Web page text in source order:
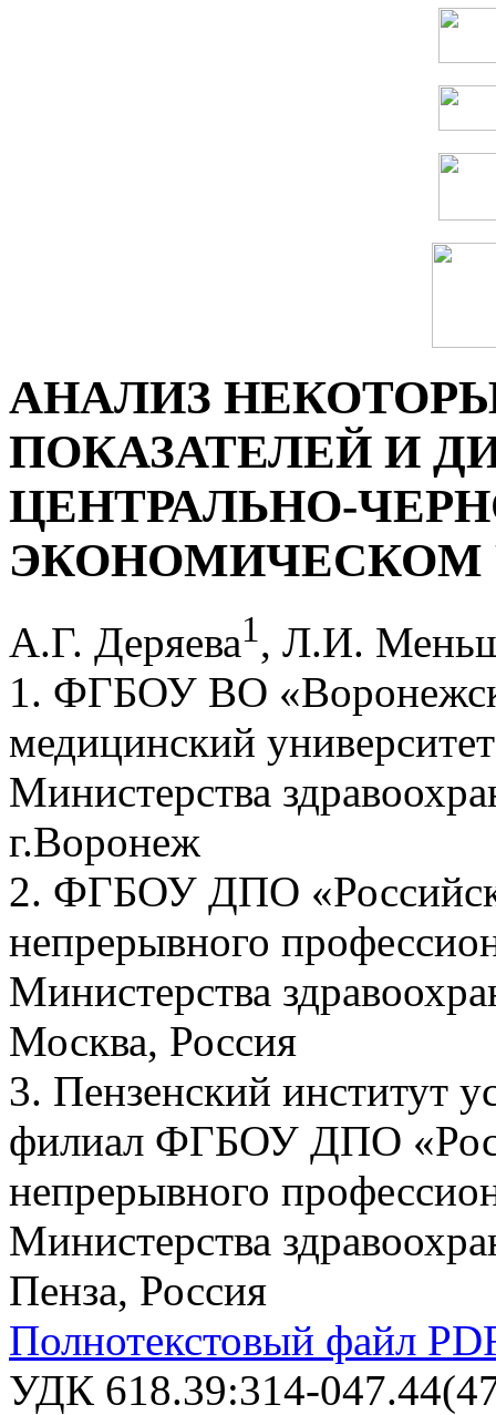
АНАЛИЗ
ПОКАЗАТЕЛЕЙ И
ЦЕНТРАЛЬНО-
ЭКОНОМИЧЕСКОМ
А.Г. Деряева1, Л.И.
1. ФГБОУ ВО
медицинский
Министерства
г.Воронеж
2. ФГБОУ ДПО
непрерывного
Министерства
Москва, Россия
3. Пензенский институт
филиал ФГБОУ ДПО
непрерывного
Министерства
Пенза, Россия
Полнотекстовый файл
УДК 618.39:314-